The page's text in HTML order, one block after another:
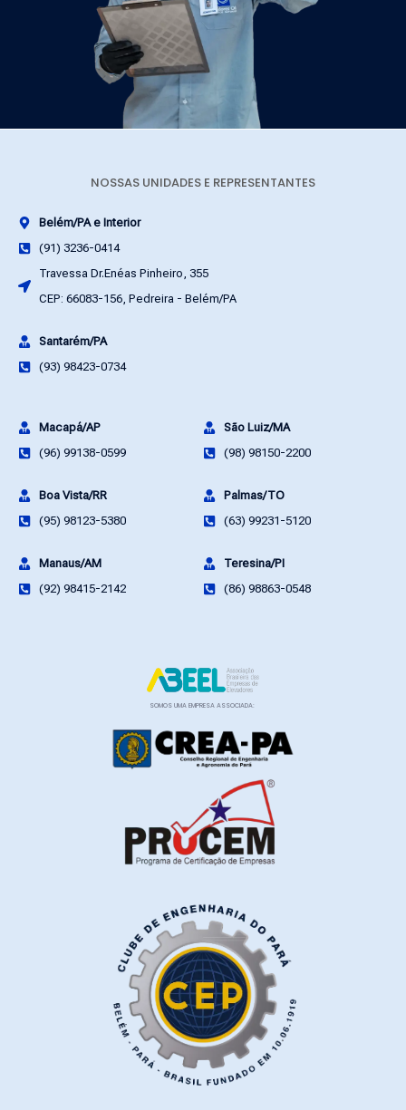
NOSSAS UNIDADES E REPRESENTANTES
Belém/PA e Interior
(91) 3236-0414
Travessa Dr.Enéas Pinheiro, 355
CEP: 66083-156, Pedreira - Belém/PA
Santarém/PA
(93) 98423-0734
Macapá/AP
(96) 99138-0599
São Luiz/MA
(98) 98150-2200
Boa Vista/RR
(95) 98123-5380
Palmas/TO
(63) 99231-5120
Manaus/AM
(92) 98415-2142
Teresina/PI
(86) 98863-0548
SOMOS UMA EMPRESA ASSOCIADA: